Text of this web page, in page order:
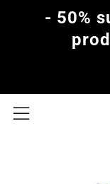
- 50%
Menu